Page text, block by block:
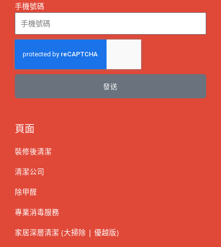
手機號碼
發送
頁面
裝修後清潔
清潔公司
除甲醛
專業消毒服務
家居深層清潔 (大掃除 | 優越版)